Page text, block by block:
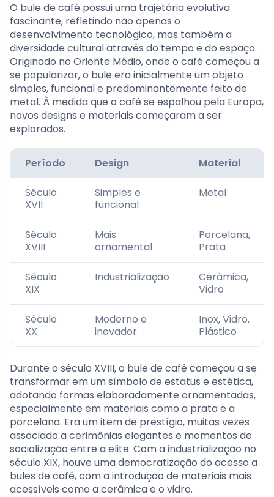
O bule de café possui uma trajetória evolutiva
fascinante, refletindo não apenas o
desenvolvimento tecnológico, mas também a
diversidade cultural através do tempo e do espaço.
Originado no Oriente Médio, onde o café começou a
se popularizar, o bule era inicialmente um objeto
simples, funcional e predominantemente feito de
metal. À medida que o café se espalhou pela Europa,
novos designs e materiais começaram a ser
explorados.
Período Design Material
Século
XVII
Simples e
funcional
Metal
Século
XVIII
Mais
ornamental
Porcelana,
Prata
Século
XIX
Industrialização
Cerâmica,
Vidro
Século
XX
Moderno e
inovador
Inox, Vidro,
Plástico
Durante o século XVIII, o bule de café começou a se
transformar em um símbolo de estatus e estética,
adotando formas elaboradamente ornamentadas,
especialmente em materiais como a prata e a
porcelana. Era um item de prestígio, muitas vezes
associado a cerimônias elegantes e momentos de
socialização entre a elite. Com a industrialização no
século XIX, houve uma democratização do acesso a
bules de café, com a introdução de materiais mais
acessíveis como a cerâmica e o vidro.